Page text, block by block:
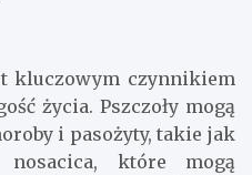
kluczowym czynnikiem
życia. Pszczoły mogą
i pasożyty, takie jak
które mogą